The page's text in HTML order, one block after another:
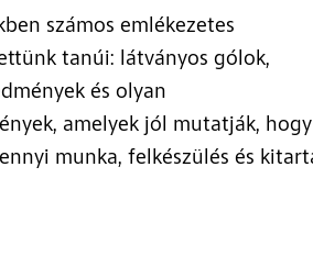
számos emlékezetes
tanúi: látványos gólok,
és olyan
amelyek jól mutatják,
munka, felkészülés és